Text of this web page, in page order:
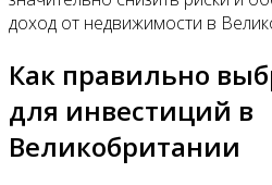
доход от недвижимости в
Как правильно
для инвестиций в
Великобритании